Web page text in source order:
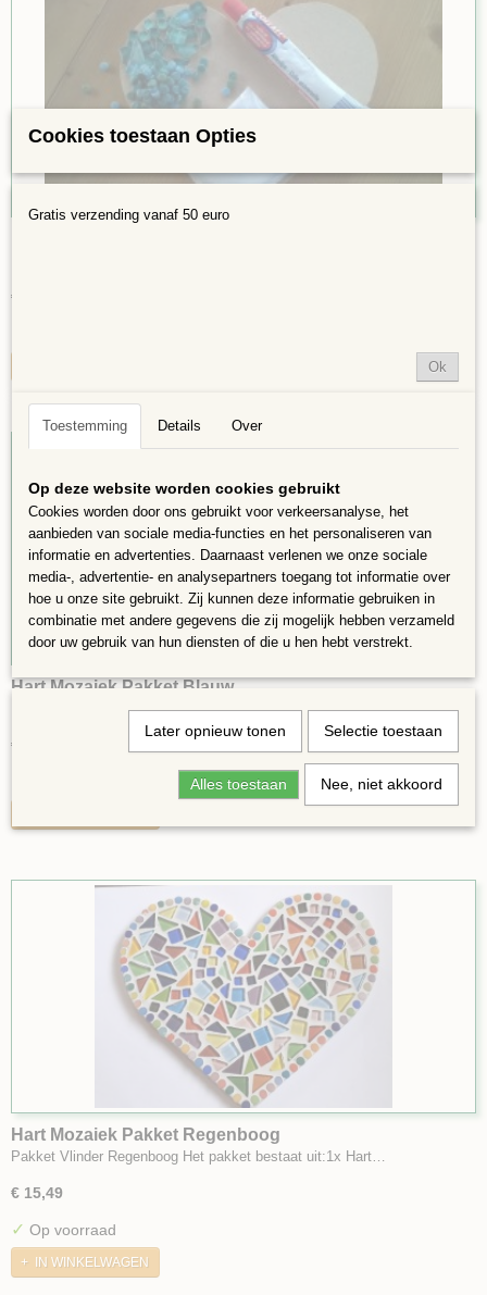
€ 15,49
Hart Mozaiek Pakket Blauw
Pakket Vlinder Blauw Het pakket bestaat uit:1x Hart 6mm…
€ 15,49
Hart Mozaiek Pakket Regenboog
Pakket Vlinder Regenboog Het pakket bestaat uit:1x Hart…
€ 15,49
✓ Op voorraad
IN WINKELWAGEN
Cookies toestaan Opties
Gratis verzending vanaf 50 euro
Ok
Toestemming Details Over
Op deze website worden cookies gebruikt
Cookies worden door ons gebruikt voor verkeersanalyse, het
aanbieden van sociale media-functies en het personaliseren van
informatie en advertenties. Daarnaast verlenen we onze sociale
media-, advertentie- en analysepartners toegang tot informatie over
hoe u onze site gebruikt. Zij kunnen deze informatie gebruiken in
combinatie met andere gegevens die zij mogelijk hebben verzameld
door uw gebruik van hun diensten of die u hen hebt verstrekt.
Later opnieuw tonen Selectie toestaan
Alles toestaan Nee, niet akkoord